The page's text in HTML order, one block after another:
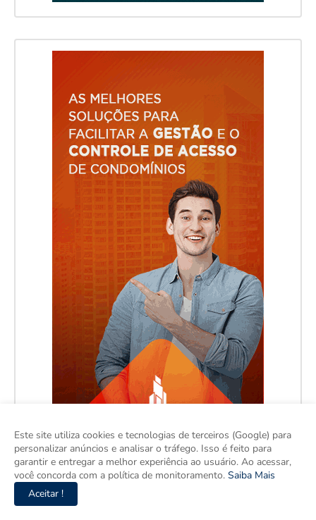
Este site utiliza cookies e tecnologias de terceiros (Google) para
personalizar anúncios e analisar o tráfego. Isso é feito para
garantir e entregar a melhor experiência ao usuário. Ao acessar,
você concorda com a política de monitoramento. Saiba Mais
Aceitar !